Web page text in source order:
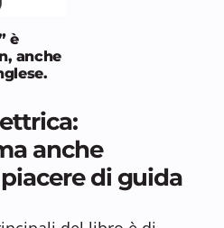
è
anche
anche
di guida